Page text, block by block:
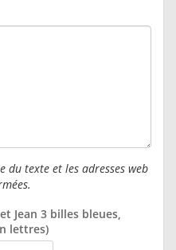
du texte et les adresses web
Jean 3 billes bleues,
lettres)